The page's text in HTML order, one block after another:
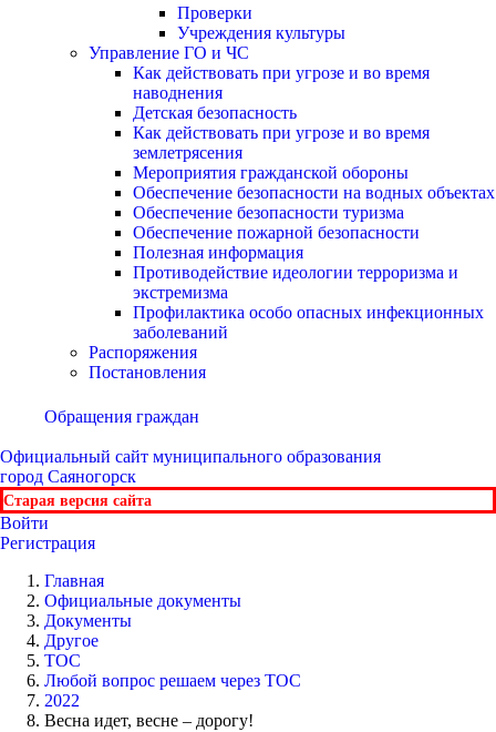
Проверки
Учреждения культуры
Управление ГО и ЧС
Как действовать при угрозе и во время
наводнения
Детская безопасность
Как действовать при угрозе и во время
землетрясения
Мероприятия гражданской обороны
Обеспечение безопасности на водных объектах
Обеспечение безопасности туризма
Обеспечение пожарной безопасности
Полезная информация
Противодействие идеологии терроризма и
экстремизма
Профилактика особо опасных инфекционных
заболеваний
Распоряжения
Постановления
Обращения граждан
Официальный сайт муниципального образования
город Саяногорск
Старая версия сайта
Войти
Регистрация
Главная
Официальные документы
Документы
Другое
ТОС
Любой вопрос решаем через ТОС
2022
Весна идет, весне – дорогу!